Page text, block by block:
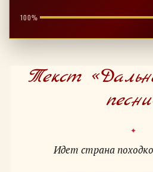
100%
Текст
Идет страна